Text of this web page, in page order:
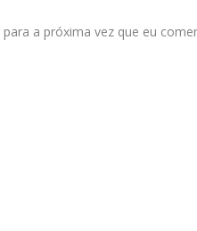
a próxima vez que eu